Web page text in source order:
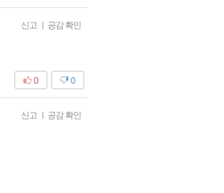
신고 | 공감 확인
0
0
신고 | 공감 확인